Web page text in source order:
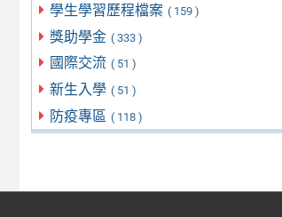
學生學習歷程檔案 ( 159 )
獎助學金 ( 333 )
國際交流 ( 51 )
新生入學 ( 51 )
防疫專區 ( 118 )